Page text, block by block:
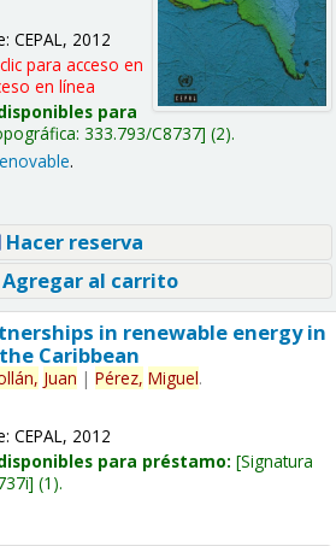
CEPAL, 2012
para acceso en
en línea
para
333.793/C8737 (2).
.
Hacer reserva
al carrito
in renewable energy in
Caribbean
Juan | Pérez, Miguel.
CEPAL, 2012
para préstamo: Signatura
(1).